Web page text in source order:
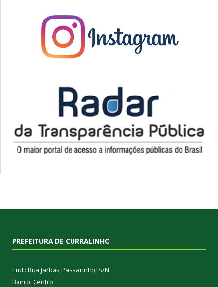
PREFEITURA DE CURRALINHO
End.: Rua Jarbas Passarinho, S/N
Bairro: Centro